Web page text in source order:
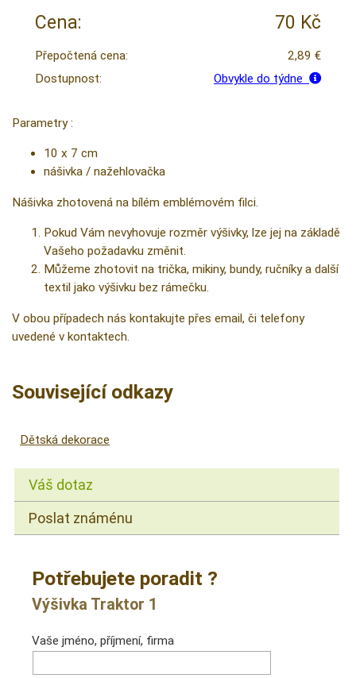
Cena: 70 Kč
Přepočtená cena:
2,89 €
Dostupnost:
Obvykle do týdne
Parametry :
10 x 7 cm
nášivka / nažehlovačka
Nášivka zhotovená na bílém emblémovém filci.
Pokud Vám nevyhovuje rozměr výšivky, lze jej na základě
Vašeho požadavku změnit.
Můžeme zhotovit na trička, mikiny, bundy, ručníky a další
textil jako výšivku bez rámečku.
V obou případech nás kontakujte přes email, či telefony
uvedené v kontaktech.
Související odkazy
Dětská dekorace
Váš dotaz
Poslat známénu
Potřebujete poradit ?
Výšivka Traktor 1
Vaše jméno, příjmení, firma